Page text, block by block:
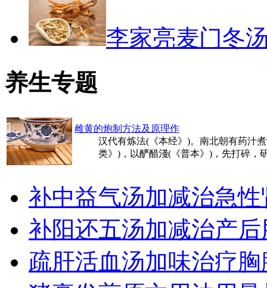
李家亮麦门冬
养生专题
雌黄的炮制方法及原理作
汉代有炼法(《本经》)。南北朝有药汁
类》)，以酽醋淺(《普本》)，先打碎，
补中益气汤加减治急性
补阳还五汤加减治产后
疏肝活血汤加味治疗胸